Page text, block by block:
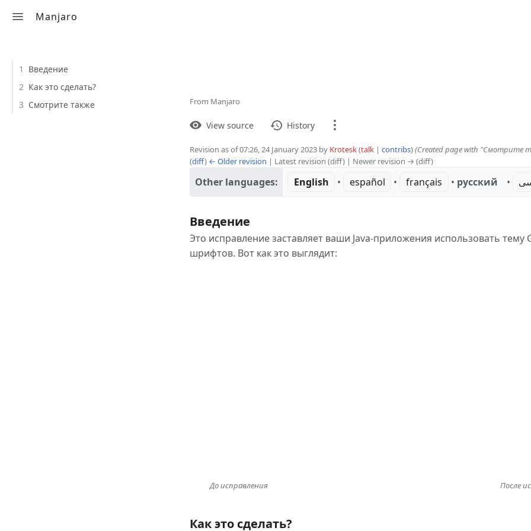
Manjaro
From Manjaro
ViewView source History
Related changes
Revision as of 07:26, 24 January 2023 by Krotesk (talk | contribs) (Created page with "Смотрите
(diff) ← Older revision | Latest revision (diff) | Newer revision → (diff)
Other languages: English • ‎ español • ‎ français • ‎ русский • ‎
1
Введение
2
Как это сделать?
3
Смотрите также
Введение
Это исправление заставляет ваши Java-приложения использовать тему
шрифтов. Вот как это выглядит:
До исправления После
Как это сделать?